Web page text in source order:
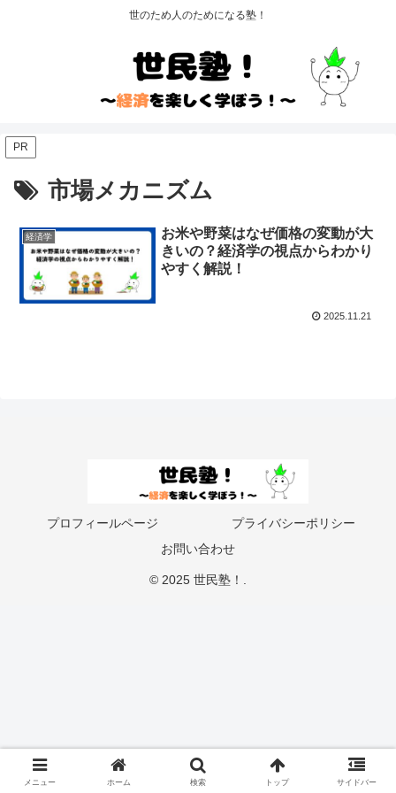
世のため人のためになる塾！
PR
市場メカニズム
経済学
お米や野菜はなぜ価格の変動が大
きいの？経済学の視点からわかり
やすく解説！
2025.11.21
プロフィールページ
プライバシーポリシー
お問い合わせ
© 2025 世民塾！.
メニュー ホーム 検索 トップ サイドバー